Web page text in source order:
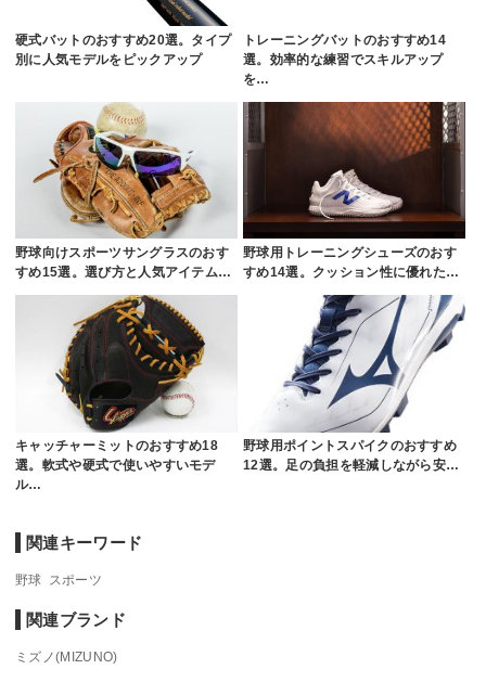
硬式バットのおすすめ20選。タイプ
別に人気モデルをピックアップ
トレーニングバットのおすすめ14
選。効率的な練習でスキルアップ
を…
野球向けスポーツサングラスのおす
すめ15選。選び方と人気アイテム…
野球用トレーニングシューズのおす
すめ14選。クッション性に優れた…
キャッチャーミットのおすすめ18
選。軟式や硬式で使いやすいモデ
ル…
野球用ポイントスパイクのおすすめ
12選。足の負担を軽減しながら安…
関連キーワード
野球 スポーツ
関連ブランド
ミズノ(MIZUNO)